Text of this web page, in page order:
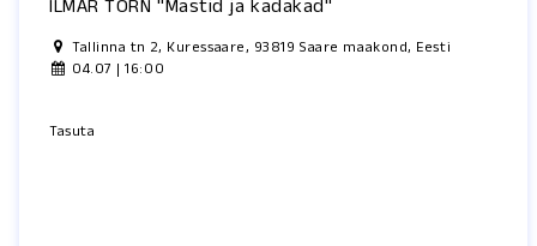
ILMAR TORN "Mastid ja kadakad"
Tallinna tn 2, Kuressaare, 93819 Saare maakond, Eesti
04.07 | 16:00
Tasuta